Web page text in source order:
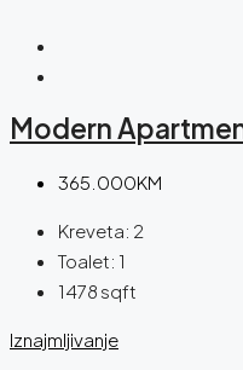
Modern
365.000KM
Kreveta: 2
Toalet: 1
1478 sqft
Iznajmljivanje